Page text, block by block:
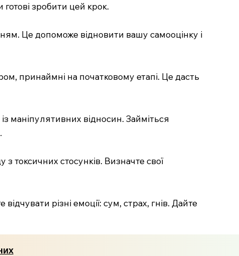
зробити цей крок.
Це допоможе відновити вашу самооцінку і
принаймні на початковому етапі. Це дасть
маніпулятивних відносин. Займіться
токсичних стосунків. Визначте свої
різні емоції: сум, страх, гнів. Дайте